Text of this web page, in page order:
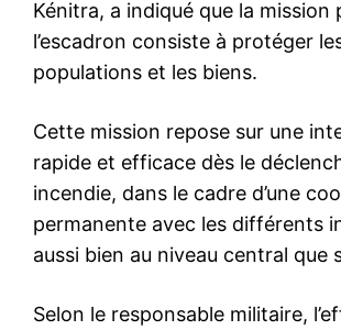
Insight Publications
Nous contacter